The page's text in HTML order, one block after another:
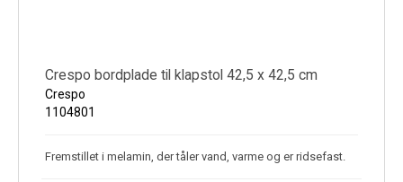
Crespo bordplade til klapstol 42,5 x 42,5 cm
Crespo
1104801
Fremstillet i melamin, der tåler vand, varme og er ridsefast.